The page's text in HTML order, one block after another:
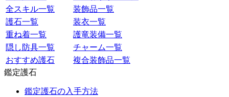
全スキル一覧
装飾品一覧
護石一覧
装衣一覧
重ね着一覧
護竜装備一覧
隠し防具一覧
チャーム一覧
おすすめ護石
複合装飾品一覧
鑑定護石
鑑定護石の入手方法